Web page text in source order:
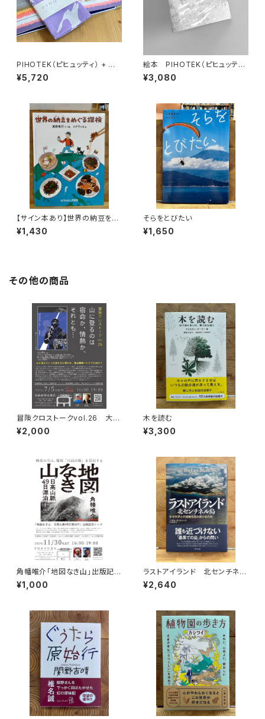
PIHOTEK（ピヒュッティ） + オリ
ジナルふろしき（薄紫）セット
¥5,720
絵本 PIHOTEK（ピヒュッティ）
北極を風と歩く
¥3,080
【サイン本あり】世界の納豆をめ
ぐる探検
¥1,430
そらをとびたい
¥1,650
その他の商品
冒険クロストークvol.26 大石
明弘「山に登るのは 宿命か、情
熱か、それとも…」録画視聴権
¥2,000
木を読む
¥3,300
角幡唯介「地図なき山」出版記念
トークイベント録画視聴権
¥1,000
ラストアイランド 北センチネル
島 なぜ外界との接触を拒み続
けるのか
¥2,640